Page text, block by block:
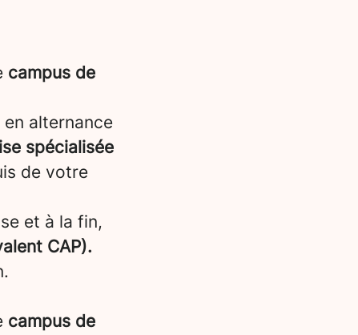
campus de
alternance
spécialisée
de votre
et à la fin,
CAP).
campus de